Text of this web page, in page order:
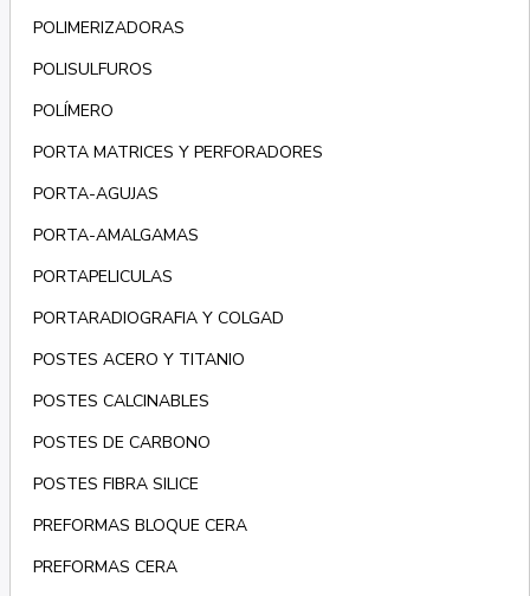
POLIMERIZADORAS
POLISULFUROS
POLÍMERO
PORTA MATRICES Y PERFORADORES
PORTA-AGUJAS
PORTA-AMALGAMAS
PORTAPELICULAS
PORTARADIOGRAFIA Y COLGAD
POSTES ACERO Y TITANIO
POSTES CALCINABLES
POSTES DE CARBONO
POSTES FIBRA SILICE
PREFORMAS BLOQUE CERA
PREFORMAS CERA